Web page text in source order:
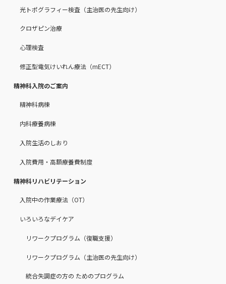
光トポグラフィー検査（主治医の先生向け）
クロザピン治療
心理検査
修正型電気けいれん療法（mECT）
精神科入院のご案内
精神科病棟
内科療養病棟
入院生活のしおり
入院費用・高額療養費制度
精神科リハビリテーション
入院中の作業療法（OT）
いろいろなデイケア
リワークプログラム（復職支援）
リワークプログラム（主治医の先生向け）
統合失調症の方の ためのプログラム